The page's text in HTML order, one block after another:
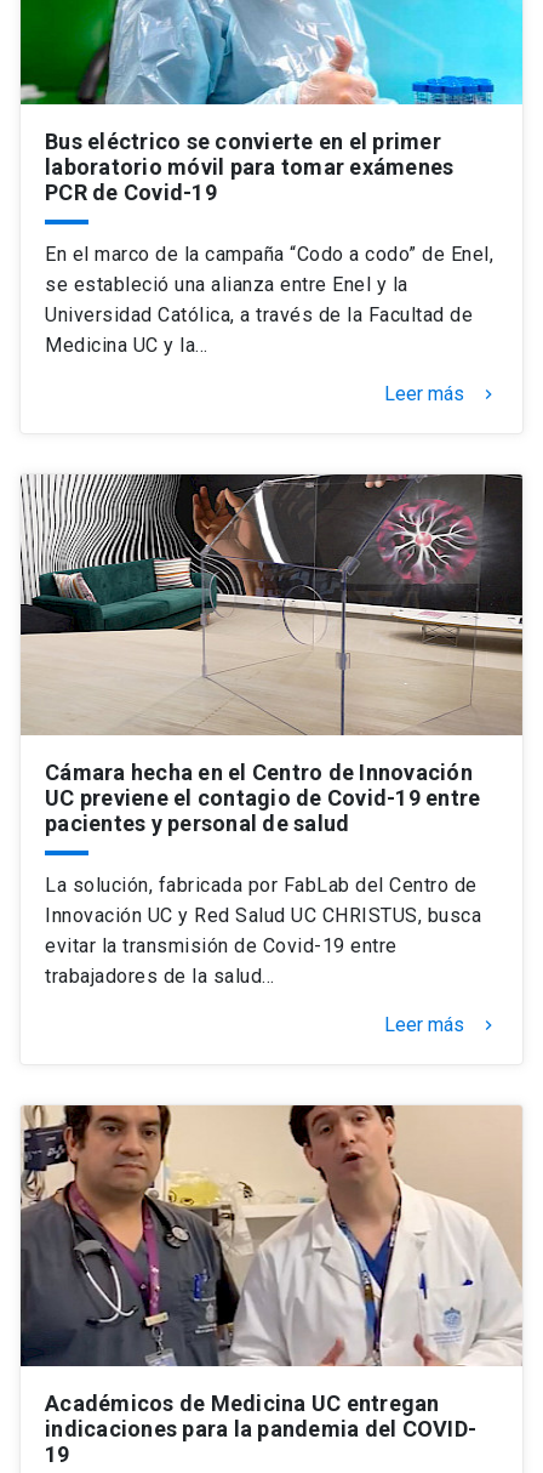
Bus eléctrico se convierte en el primer
laboratorio móvil para tomar exámenes
PCR de Covid-19
En el marco de la campaña “Codo a codo” de Enel,
se estableció una alianza entre Enel y la
Universidad Católica, a través de la Facultad de
Medicina UC y la…
Leer más keyboard_arrow_right
Cámara hecha en el Centro de Innovación
UC previene el contagio de Covid-19 entre
pacientes y personal de salud
La solución, fabricada por FabLab del Centro de
Innovación UC y Red Salud UC CHRISTUS, busca
evitar la transmisión de Covid-19 entre
trabajadores de la salud…
Leer más keyboard_arrow_right
Académicos de Medicina UC entregan
indicaciones para la pandemia del COVID-
19